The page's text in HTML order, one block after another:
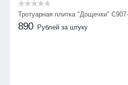
Тротуарная плитка "Дощечки"
890 Рублей за штуку